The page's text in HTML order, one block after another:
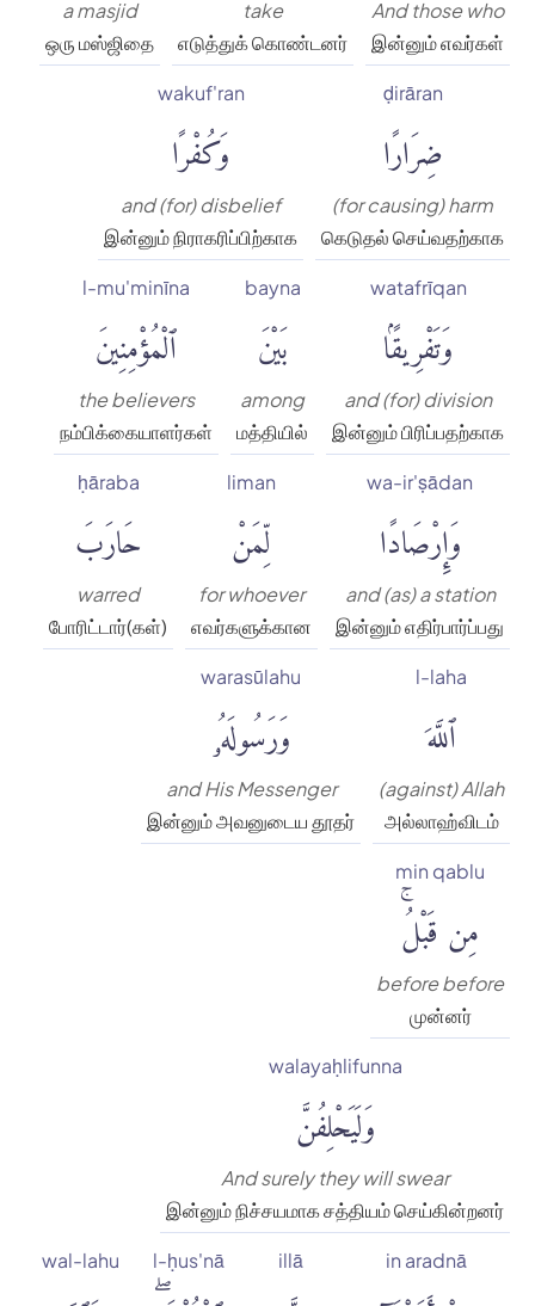
And those who
இன்னும் எவர்கள்
take
எடுத்துக் கொண்டனர்
a masjid
ஒரு மஸ்ஜிதை
ḍirāran
ضِرَارًا
(for causing) harm
கெடுதல் செய்வதற்காக
wakuf'ran
وَكُفْرًا
and (for) disbelief
இன்னும் நிராகரிப்பிற்காக
watafrīqan
وَتَفْرِيقًۢا
and (for) division
இன்னும் பிரிப்பதற்காக
bayna
بَيْنَ
among
மத்தியில்
l-mu'minīna
ٱلْمُؤْمِنِينَ
the believers
நம்பிக்கையாளர்கள்
wa-ir'ṣādan
وَإِرْصَادًا
and (as) a station
இன்னும் எதிர்பார்ப்பது
liman
لِّمَنْ
for whoever
எவர்களுக்கான
ḥāraba
حَارَبَ
warred
போரிட்டார்(கள்)
l-laha
ٱللَّهَ
(against) Allah
அல்லாஹ்விடம்
warasūlahu
وَرَسُولَهُۥ
and His Messenger
இன்னும் அவனுடைய தூதர்
min qablu
مِن قَبْلُۚ
before before
முன்னர்
walayaḥlifunna
وَلَيَحْلِفُنَّ
And surely they will swear
இன்னும் நிச்சயமாக சத்தியம் செய்கின்றனர்
in aradnā
illā
l-ḥus'nā
wal-lahu